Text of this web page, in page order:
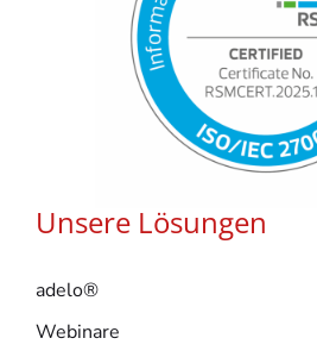
Unsere Lösungen
adelo®
Webinare